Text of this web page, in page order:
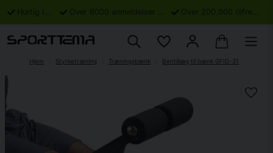
Hurtig levering Over 6000 anmeldelser på Trustpilot Over 200.000 tilfredse kunder
Hjem Styrketræning Træningsbænk Bentillæg til bænk GFID-31